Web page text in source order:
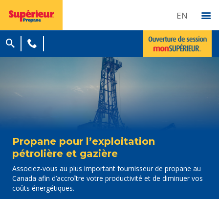
EN
Propane pour l’exploitation
pétrolière et gazière
Associez-vous au plus important fournisseur de propane au
Canada afin d’accroître votre productivité et de diminuer vos
coûts énergétiques.